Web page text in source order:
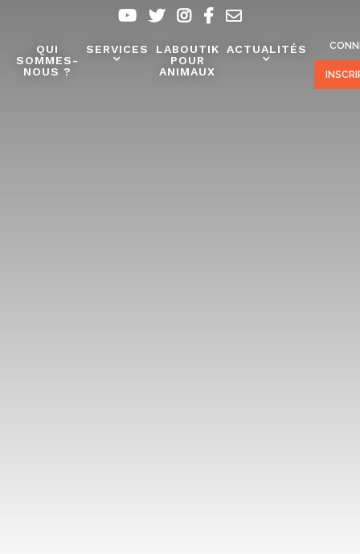
QUI
SOMMES-
NOUS ?
SERVICES
LABOUTIK
POUR
ANIMAUX
ACTUALITÉS